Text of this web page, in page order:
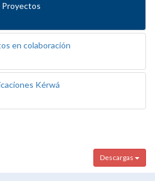
Proyectos
en colaboración
Kérwá
Descargas